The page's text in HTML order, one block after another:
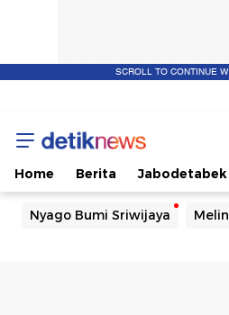
SCROLL TO CONTINUE
Home Berita Jabodetabek
Nyago Bumi Sriwijaya